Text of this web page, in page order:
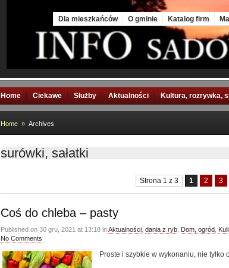
Dla mieszkańców O gminie Katalog firm
Home Ciekawe Służby Aktualności Kultura, rozrywka,
Home » Archives
surówki, sałatki
Strona 1 z 3 1 2 3
Coś do chleba – pasty
Published on 30 gru, 2021 at 13:18 inAktualności dania z ryb Dom, ogród
No Comments
Proste i szybkie w wykonaniu, nie tylko